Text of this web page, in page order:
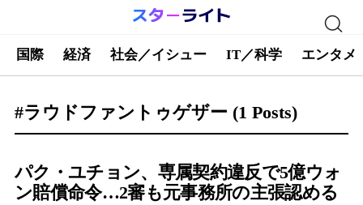
国際 経済 社会／イシュー IT／科学 エンタメ
#ラウドファントゥゲザー (1 Posts)
パク・ユチョン、専属契約違反で5億ウォ
ン賠償命令…2審も元事務所の主張認める